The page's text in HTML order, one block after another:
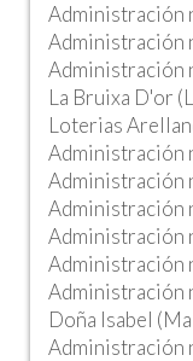
Administración
Administración
Administración
La Bruixa D'or
Loterias
Administración
Administración
Administración
Administración
Administración
Administración
Doña Isabel
Administración